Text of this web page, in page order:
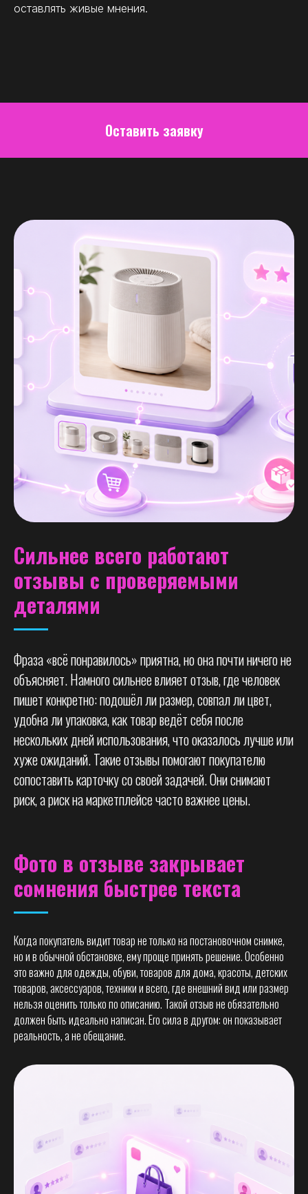
оставлять живые мнения.
Оставить заявку
Сильнее всего работают
отзывы с проверяемыми
деталями
Фраза «всё понравилось» приятна, но она почти ничего не
объясняет. Намного сильнее влияет отзыв, где человек
пишет конкретно: подошёл ли размер, совпал ли цвет,
удобна ли упаковка, как товар ведёт себя после
нескольких дней использования, что оказалось лучше или
хуже ожиданий. Такие отзывы помогают покупателю
сопоставить карточку со своей задачей. Они снимают
риск, а риск на маркетплейсе часто важнее цены.
Фото в отзыве закрывает
сомнения быстрее текста
Когда покупатель видит товар не только на постановочном снимке,
но и в обычной обстановке, ему проще принять решение. Особенно
это важно для одежды, обуви, товаров для дома, красоты, детских
товаров, аксессуаров, техники и всего, где внешний вид или размер
нельзя оценить только по описанию. Такой отзыв не обязательно
должен быть идеально написан. Его сила в другом: он показывает
реальность, а не обещание.